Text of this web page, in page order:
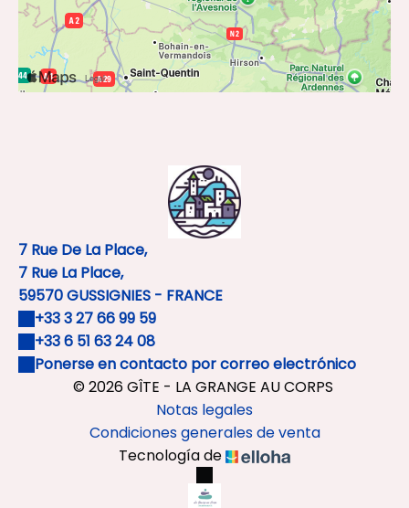
7 Rue De La Place,
7 Rue La Place,
59570 GUSSIGNIES - FRANCE
+33 3 27 66 99 59
+33 6 51 63 24 08
Ponerse en contacto por correo electrónico
© 2026 GÎTE - LA GRANGE AU CORPS
Notas legales
Condiciones generales de venta
Tecnología de